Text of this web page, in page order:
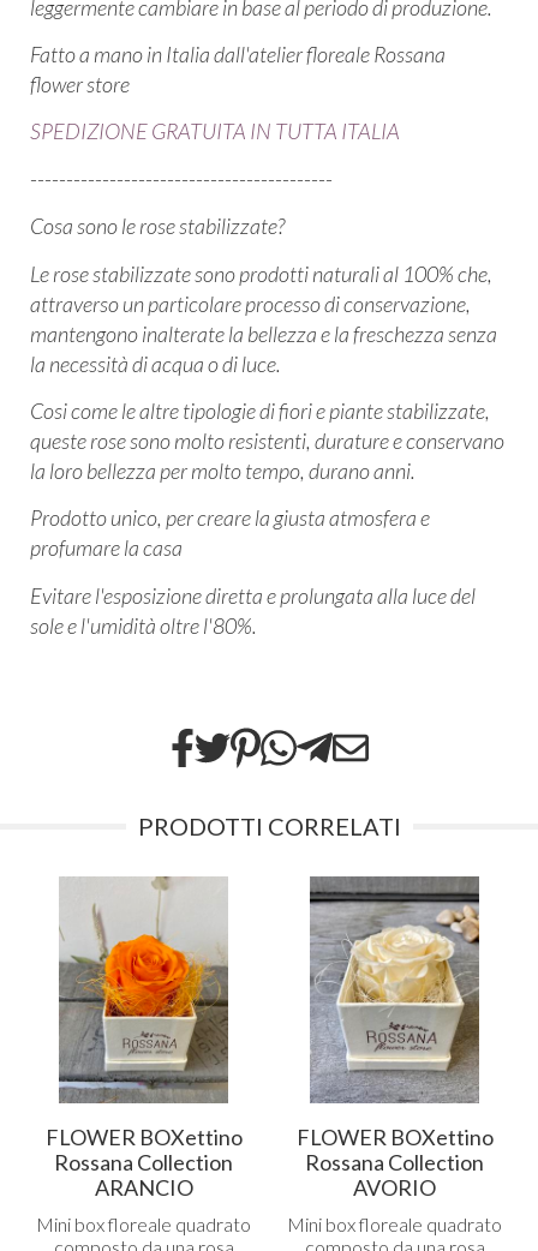
leggermente cambiare in base al periodo di produzione.
Fatto a mano in Italia dall'atelier floreale Rossana
flower store
SPEDIZIONE GRATUITA IN TUTTA ITALIA
------------------------------------------
Cosa sono le rose stabilizzate?
Le rose stabilizzate sono prodotti naturali al 100% che,
attraverso un particolare processo di conservazione,
mantengono inalterate la bellezza e la freschezza senza
la necessità di acqua o di luce.
Cosi come le altre tipologie di fiori e piante stabilizzate,
queste rose sono molto resistenti, durature e conservano
la loro bellezza per molto tempo, durano anni.
Prodotto unico, per creare la giusta atmosfera e
profumare la casa
Evitare l'esposizione diretta e prolungata alla luce del
sole e l'umidità oltre l'80%.
PRODOTTI CORRELATI
FLOWER BOXettino
Rossana Collection
ARANCIO
Mini box floreale quadrato
FLOWER BOXettino
Rossana Collection
AVORIO
Mini box floreale quadrato